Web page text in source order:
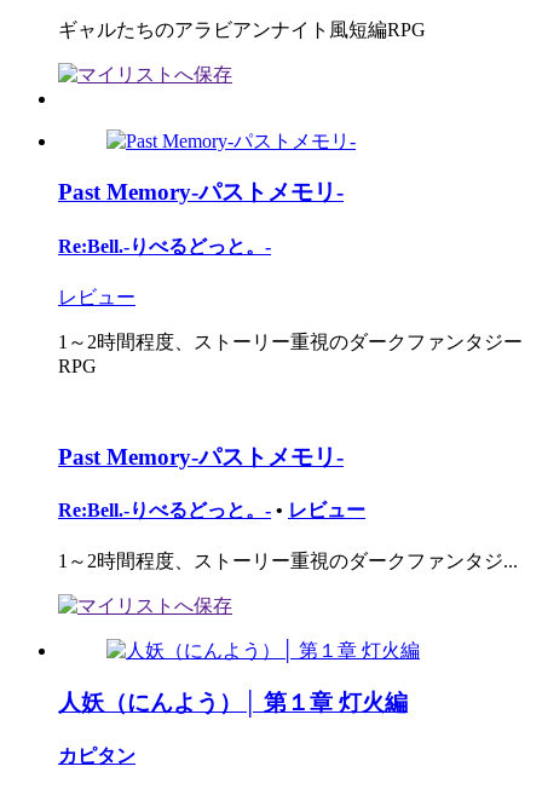
ギャルたちのアラビアンナイト風短編RPG
Past Memory-パストメモリ-
Re:Bell.-りべるどっと。-
レビュー
1～2時間程度、ストーリー重視のダークファンタジー
RPG
Past Memory-パストメモリ-
Re:Bell.-りべるどっと。- • レビュー
1～2時間程度、ストーリー重視のダークファンタジ...
人妖（にんよう）│ 第１章 灯火編
カピタン